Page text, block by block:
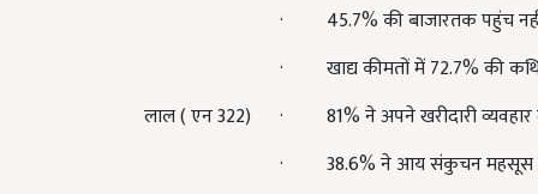
लाल ( एन 322)
· 45.7% की बाजारतक पहुंच
· खाद्य कीमतों में 72.7% की
· 81% ने अपने खरीदारी व्यवहार
· 38.6% ने आय संकुचन महसूस